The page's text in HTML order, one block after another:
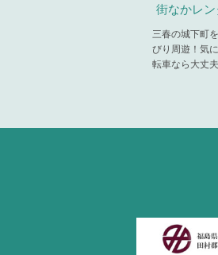
街なかレ
三春の城下町
びり周遊！気
転車なら大丈夫